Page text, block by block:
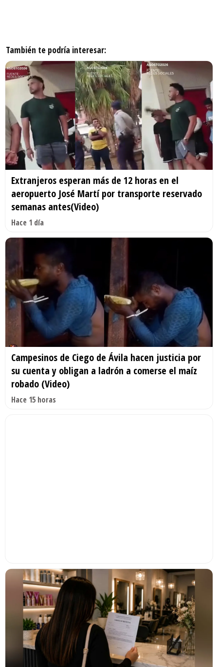
También te podría interesar:
Extranjeros esperan más de 12 horas en el
aeropuerto José Martí por transporte reservado
semanas antes(Video)
Hace 1 día
Campesinos de Ciego de Ávila hacen justicia por
su cuenta y obligan a ladrón a comerse el maíz
robado (Video)
Hace 15 horas